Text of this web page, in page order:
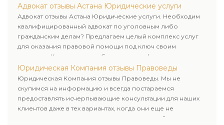
юридических лиц. Индивидуальный подход к каждому
клиенту.
Адвокат отзывы Астана Юридические услуги
Адвокат отзывы Астана Юридические услуги. Необходим
квалифицированный адвокат по уголовным либо
гражданским делам? Предлагаем целый комплекс услуг
для оказания правовой помощи под ключ своим
клиентам. Комплексное обслуживание физических и
юридических лиц. Индивидуальный подход к каждому
клиенту.
Юридическая Компания отзывы Правоведы
Юридическая Компания отзывы Правоведы. Мы не
скупимся на информацию и всегда постараемся
предоставлять исчерпывающие консультации для наших
клиентов даже в тех вариантах, когда они еще не
пользовались юридическими услугами нашей компании.